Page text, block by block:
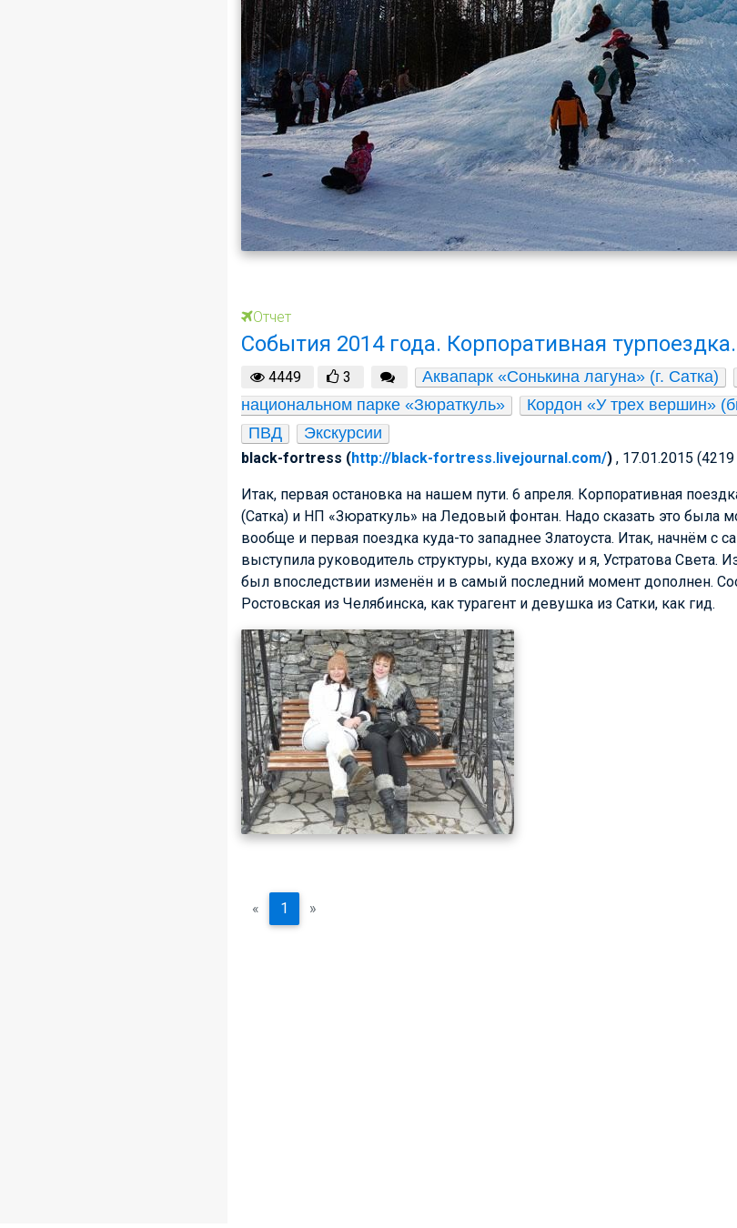
Отчет
События 2014 года. Корпоративная турпоездка.
4449 3 Аквапарк «Сонькина лагуна» (г. Сатка)
национальном парке «Зюраткуль»
Кордон «У трех вершин»
ПВД
Экскурсии
black-fortress (http://black-fortress.livejournal.com/) , 17.01.2015
Итак, первая остановка на нашем пути. 6 апреля. Корпоративная
(Сатка) и НП «Зюраткуль» на Ледовый фонтан. Надо сказать это была
вообще и первая поездка куда-то западнее Златоуста. Итак, начнём с
выступила руководитель структуры, куда вхожу и я, Устратова Света.
был впоследствии изменён и в самый последний момент дополнен.
Ростовская из Челябинска, как турагент и девушка из Сатки, как гид.
« 1 »